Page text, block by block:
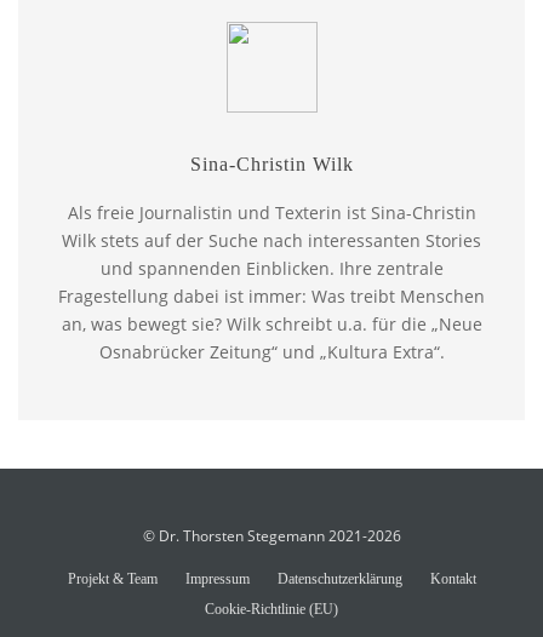
Sina-Christin Wilk
Als freie Journalistin und Texterin ist Sina-Christin
Wilk stets auf der Suche nach interessanten Stories
und spannenden Einblicken. Ihre zentrale
Fragestellung dabei ist immer: Was treibt Menschen
an, was bewegt sie? Wilk schreibt u.a. für die „Neue
Osnabrücker Zeitung“ und „Kultura Extra“.
© Dr. Thorsten Stegemann 2021-2026
Projekt & Team Impressum Datenschutzerklärung
Kontakt
Cookie-Richtlinie (EU)